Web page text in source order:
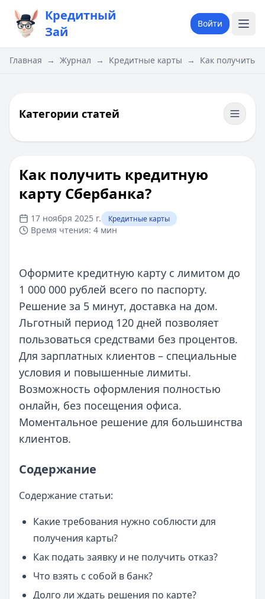
Кредитный
Зай
Войти
Главная → Журнал → Кредитные карты → Как получить
Категории статей
Как получить кредитную
карту Сбербанка?
17 ноября 2025 г. Кредитные карты
Время чтения: 4 мин
Оформите кредитную карту с лимитом до
1 000 000 рублей всего по паспорту.
Решение за 5 минут, доставка на дом.
Льготный период 120 дней позволяет
пользоваться средствами без процентов.
Для зарплатных клиентов – специальные
условия и повышенные лимиты.
Возможность оформления полностью
онлайн, без посещения офиса.
Моментальное решение для большинства
клиентов.
Содержание
Содержание статьи:
Какие требования нужно соблюсти для
получения карты?
Как подать заявку и не получить отказ?
Что взять с собой в банк?
Долго ли ждать решения по карте?